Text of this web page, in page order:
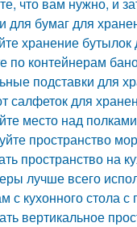
для бумаг для
хранение
по контейнерам
подставки для
салфеток для
место над полками
пространство
пространство на
лучше всего
с кухонного стола
вертикальное